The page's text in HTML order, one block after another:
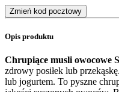
Zmień kod pocztowy
Opis produktu
Chrupiące musli owocowe
zdrowy posiłek lub
lub jogurtem. To pyszne